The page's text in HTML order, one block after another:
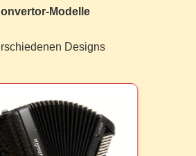
Modelle
Designs